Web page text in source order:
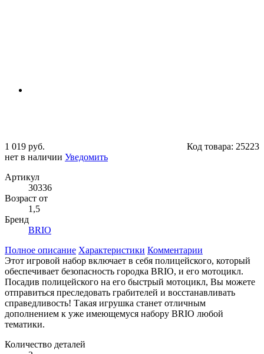
1 019 руб. Код товара: 25223
нет в наличии Уведомить
Артикул
30336
Возраст от
1,5
Бренд
BRIO
Полное описание Характеристики Комментарии
Этот игровой набор включает в себя полицейского, который
обеспечивает безопасность городка BRIO, и его мотоцикл.
Посадив полицейского на его быстрый мотоцикл, Вы можете
отправиться преследовать грабителей и восстанавливать
справедливость! Такая игрушка станет отличным
дополнением к уже имеющемуся набору BRIO любой
тематики.
Количество деталей